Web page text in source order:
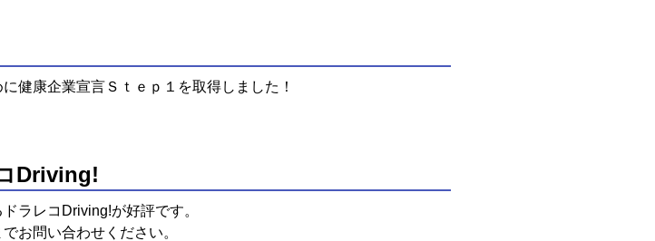
健康企業宣言Ｓｔｅｐ１を取得しました！
Driving!
ラレコDriving!が好評です。
お問い合わせください。